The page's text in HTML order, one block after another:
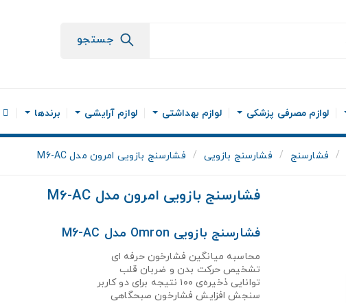
جستجو
لوازم مصرفی پزشکی لوازم بهداشتی لوازم آرایشی برندها
فشارسنج فشارسنج بازویی فشارسنج بازویی امرون مدل M6-AC
فشارسنج بازویی امرون مدل M6-AC
فشارسنج بازویی Omron مدل M6-AC
محاسبه میانگین فشارخون حرفه ای
تشخیص حرکت بدن و ضربان قلب
توانایی ذخیره‌ی ۱۰۰ نتیجه برای دو کاربر
سنجش افزایش فشارخون صبحگاهی